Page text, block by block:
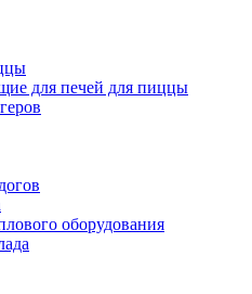
для печей для пиццы
оборудования